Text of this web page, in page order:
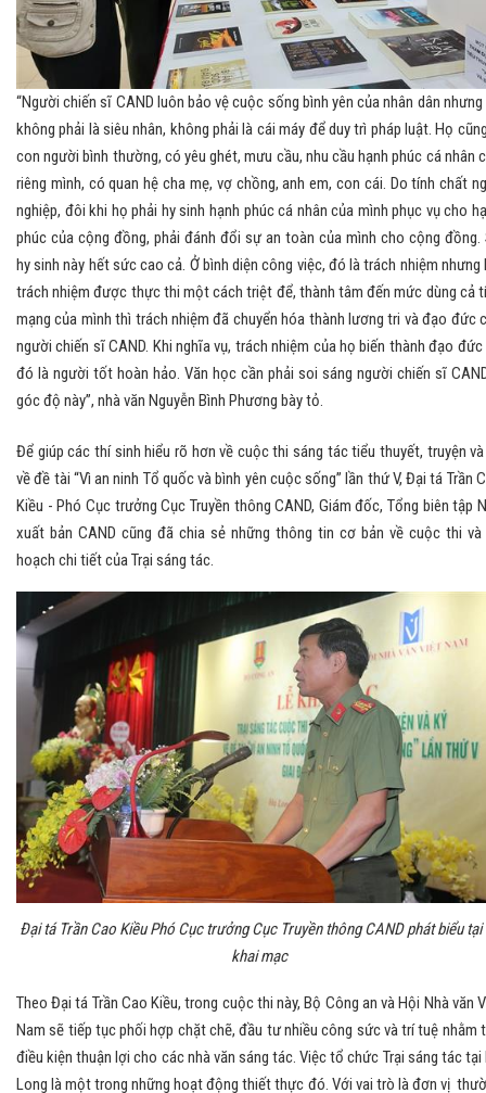
“Người chiến sĩ CAND luôn bảo vệ cuộc sống bình yên của nhân dân
không phải là siêu nhân, không phải là cái máy để duy trì pháp luật. Họ
con người bình thường, có yêu ghét, mưu cầu, nhu cầu hạnh phúc cá nhân
riêng mình, có quan hệ cha mẹ, vợ chồng, anh em, con cái. Do tính chất
nghiệp, đôi khi họ phải hy sinh hạnh phúc cá nhân của mình phục vụ cho
phúc của cộng đồng, phải đánh đổi sự an toàn của mình cho cộng đồng.
hy sinh này hết sức cao cả. Ở bình diện công việc, đó là trách nhiệm nhưng
trách nhiệm được thực thi một cách triệt để, thành tâm đến mức dùng cả
mạng của mình thì trách nhiệm đã chuyển hóa thành lương tri và đạo đức
người chiến sĩ CAND. Khi nghĩa vụ, trách nhiệm của họ biến thành đạo
đó là người tốt hoàn hảo. Văn học cần phải soi sáng người chiến sĩ
góc độ này”, nhà văn Nguyễn Bình Phương bày tỏ.
Để giúp các thí sinh hiểu rõ hơn về cuộc thi sáng tác tiểu thuyết, truyện
về đề tài “Vì an ninh Tổ quốc và bình yên cuộc sống” lần thứ V, Đại tá Trần
Kiều - Phó Cục trưởng Cục Truyền thông CAND, Giám đốc, Tổng biên tập
xuất bản CAND cũng đã chia sẻ những thông tin cơ bản về cuộc thi và
hoạch chi tiết của Trại sáng tác.
Đại tá Trần Cao Kiều Phó Cục trưởng Cục Truyền thông CAND phát biểu tại
khai mạc
Theo Đại tá Trần Cao Kiều, trong cuộc thi này, Bộ Công an và Hội Nhà văn
Nam sẽ tiếp tục phối hợp chặt chẽ, đầu tư nhiều công sức và trí tuệ nhằm
điều kiện thuận lợi cho các nhà văn sáng tác. Việc tổ chức Trại sáng tác tại
Long là một trong những hoạt động thiết thực đó. Với vai trò là đơn vị